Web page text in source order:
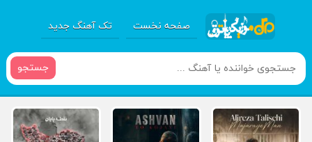
صفحه نخست تک آهنگ جدید
جستجو